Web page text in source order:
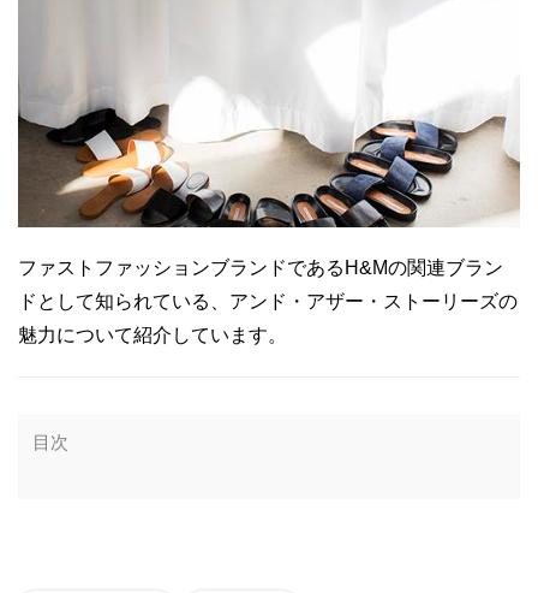
ファストファッションブランドであるH&Mの関連ブラン
ドとして知られている、アンド・アザー・ストーリーズの
魅力について紹介しています。
目次